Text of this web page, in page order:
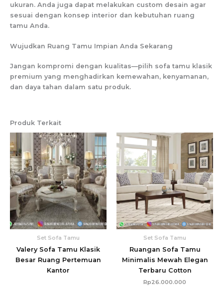
ukuran. Anda juga dapat melakukan custom desain agar
sesuai dengan konsep interior dan kebutuhan ruang
tamu Anda.
Wujudkan Ruang Tamu Impian Anda Sekarang
Jangan kompromi dengan kualitas—pilih sofa tamu klasik
premium yang menghadirkan kemewahan, kenyamanan,
dan daya tahan dalam satu produk.
Produk Terkait
Set Sofa Tamu
Valery Sofa Tamu Klasik
Besar Ruang Pertemuan
Kantor
Set Sofa Tamu
Ruangan Sofa Tamu
Minimalis Mewah Elegan
Terbaru Cotton
Rp26.000.000